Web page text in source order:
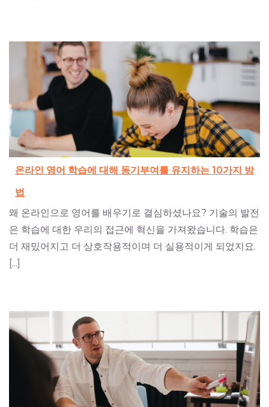
온라인 영어 학습에 대해 동기부여를 유지하는 10가지 방
법
왜 온라인으로 영어를 배우기로 결심하셨나요? 기술의 발전
은 학습에 대한 우리의 접근에 혁신을 가져왔습니다. 학습은
더 재밌어지고 더 상호작용적이며 더 실용적이게 되었지요.
[...]